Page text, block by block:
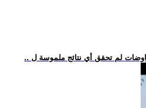
لم تحقق أي نتائج ملموسة ل